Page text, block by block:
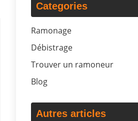
Categories
Ramonage
Débistrage
Trouver un ramoneur
Blog
Autres articles